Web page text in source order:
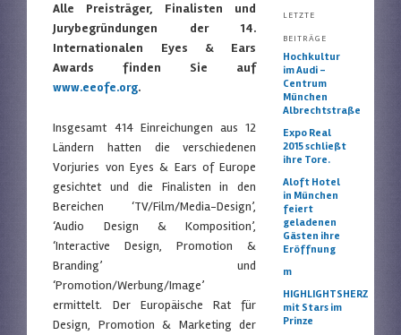
Alle Preisträger, Finalisten und
Jurybegründungen der 14.
Internationalen Eyes & Ears
Awards finden Sie auf
www.eeofe.org.
Insgesamt 414 Einreichungen aus 12
Ländern hatten die verschiedenen
Vorjuries von Eyes & Ears of Europe
gesichtet und die Finalisten in den
Bereichen ‘TV/Film/Media-Design’,
‘Audio Design & Komposition’,
‘Interactive Design, Promotion &
Branding’ und
‘Promotion/Werbung/Image’
ermittelt. Der Europäische Rat für
Design, Promotion & Marketing der
LETZTE
BEITRÄGE
Hochkultur
im Audi –
Centrum
München
Albrechtstraße
Expo Real
2015 schließt
ihre Tore.
Aloft Hotel
in München
feiert
geladenen
Gästen ihre
Eröffnung
m
HIGHLIGHTSHERZ
mit Stars im
Prinze